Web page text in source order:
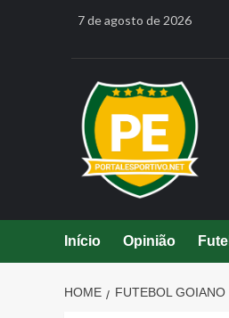
7 de agosto de 2026
Início Opinião
HOME FUTEBOL GOIANO